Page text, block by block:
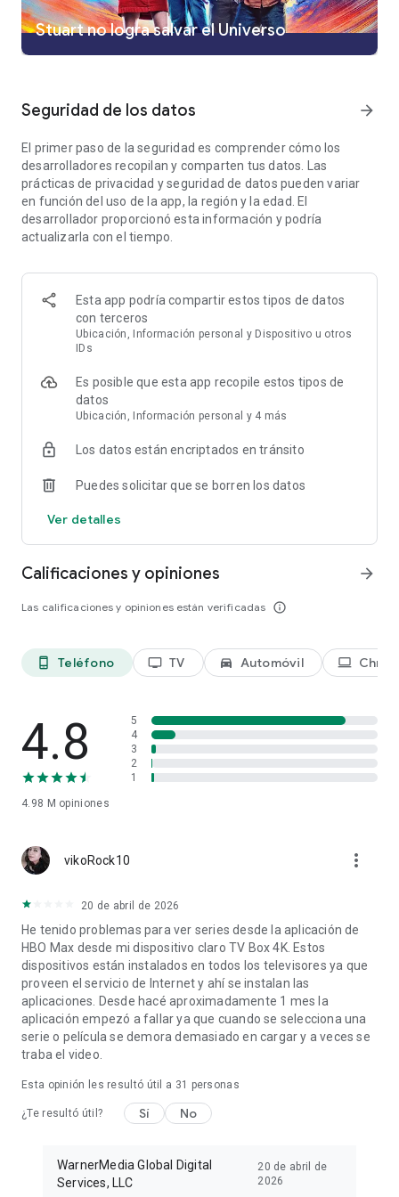
• Download shows and movies you love to watch on the go
with select plans. (Download limits vary by plan.)
• Personalized profiles for the entire household with
• Pick up episodes and movies where you left off across your
favorite devices.
Stuff.
• Watch on multiple devices at the same time. (Limits vary by
plan.)
• Stream with high-quality video and surround sound on
select plans.
region. Some titles and features shown above may not be
available in your country. Language availability varies by
You can manage or cancel your subscription by visiting
is only available in certain territories.
Terms of Use: https://hbomax.com/terms-of-use
Stuart no logra salvar el Universo
Seguridad de los datos arrow_forward
El primer paso de la seguridad es comprender cómo los
desarrolladores recopilan y comparten tus datos. Las
prácticas de privacidad y seguridad de datos pueden variar
en función del uso de la app, la región y la edad. El
desarrollador proporcionó esta información y podría
actualizarla con el tiempo.
Esta app podría compartir estos tipos de datos
con terceros
Ubicación, Información personal y Dispositivo u otros
IDs
Es posible que esta app recopile estos tipos de
datos
Ubicación, Información personal y 4 más
Los datos están encriptados en tránsito
Puedes solicitar que se borren los datos
Ver detalles
Calificaciones y opiniones
Las calificaciones y opiniones están verificadas info_outline
arrow_forward
phone_android Teléfono tv TV directions_car_filled Automóvil laptop
4.8
4.98 M opiniones
5
4
3
2
1
vikoRock10 more_vert
20 de abril de 2026
He tenido problemas para ver series desde la aplicación de
HBO Max desde mi dispositivo claro TV Box 4K. Estos
dispositivos están instalados en todos los televisores ya que
proveen el servicio de Internet y ahí se instalan las
aplicaciones. Desde hacé aproximadamente 1 mes la
aplicación empezó a fallar ya que cuando se selecciona una
serie o película se demora demasiado en cargar y a veces se
traba el video.
Esta opinión les resultó útil a 31 personas
¿Te resultó útil? Sí No
WarnerMedia Global Digital
Services, LLC
20 de abril de
2026